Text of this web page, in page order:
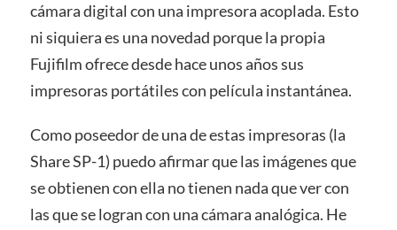
cámara digital con una impresora acoplada. Esto
ni siquiera es una novedad porque la propia
Fujifilm ofrece desde hace unos años sus
impresoras portátiles con película instantánea.
Como poseedor de una de estas impresoras (la
Share SP-1) puedo afirmar que las imágenes que
se obtienen con ella no tienen nada que ver con
las que se logran con una cámara analógica. He